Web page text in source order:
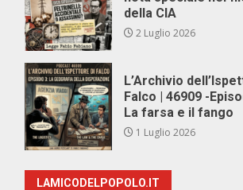
della CIA
2 Luglio 2026
L’Archivio
Falco | 46909 -
La farsa e il fango
1 Luglio 2026
LAMICODELPOPOLO.IT